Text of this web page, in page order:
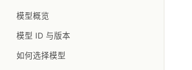
模型概览
模型 ID 与版本
如何选择模型